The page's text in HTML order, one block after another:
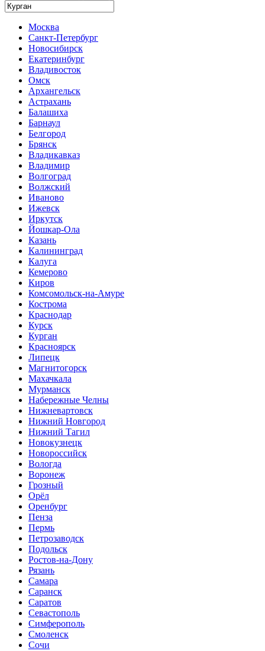
Москва
Санкт-Петербург
Новосибирск
Екатеринбург
Владивосток
Омск
Архангельск
Астрахань
Балашиха
Барнаул
Белгород
Брянск
Владикавказ
Владимир
Волгоград
Волжский
Иваново
Ижевск
Иркутск
Йошкар-Ола
Казань
Калининград
Калуга
Кемерово
Киров
Комсомольск-на-Амуре
Кострома
Краснодар
Курск
Курган
Красноярск
Липецк
Магнитогорск
Махачкала
Мурманск
Набережные Челны
Нижневартовск
Нижний Новгород
Нижний Тагил
Новокузнецк
Новороссийск
Вологда
Воронеж
Грозный
Орёл
Оренбург
Пенза
Пермь
Петрозаводск
Подольск
Ростов-на-Дону
Рязань
Самара
Саранск
Саратов
Севастополь
Симферополь
Смоленск
Сочи